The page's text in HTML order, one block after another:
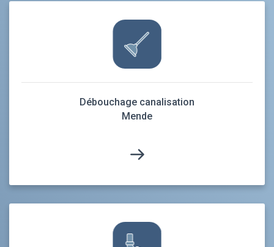
Débouchage canalisation
Mende